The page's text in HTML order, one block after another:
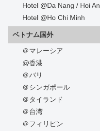
Hotel @Da Nang / Hoi An
Hotel @Ho Chi Minh
ベトナム国外
＠マレーシア
@香港
＠バリ
＠シンガポール
＠タイランド
＠台湾
＠フィリピン